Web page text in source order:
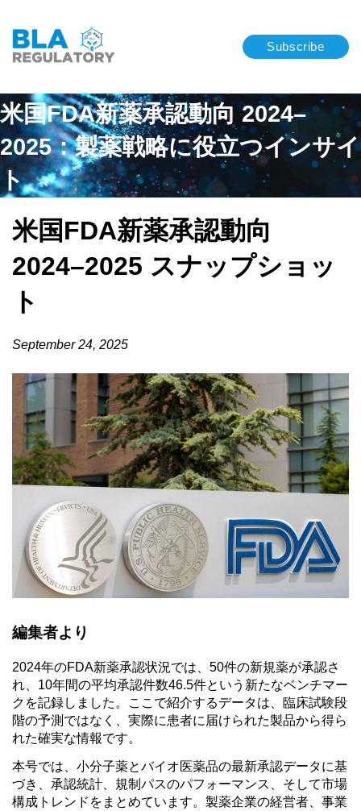
Subscribe
米国FDA新薬承認動向 2024–
2025：製薬戦略に役立つインサイ
ト
米国FDA新薬承認動向
2024–2025 スナップショッ
ト
September 24, 2025
編集者より
2024年のFDA新薬承認状況では、50件の新規薬が承認さ
れ、10年間の平均承認件数46.5件という新たなベンチマー
クを記録しました。ここで紹介するデータは、臨床試験段
階の予測ではなく、実際に患者に届けられた製品から得ら
れた確実な情報です。
本号では、小分子薬とバイオ医薬品の最新承認データに基
づき、承認統計、規制パスのパフォーマンス、そして市場
構成トレンドをまとめています。製薬企業の経営者、事業